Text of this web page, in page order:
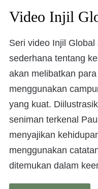
Video Injil
Seri video Injil
sederhana tentang
akan melibatkan
menggunakan
yang kuat.
seniman terkenal
menyajikan
menggunakan
ditemukan dalam